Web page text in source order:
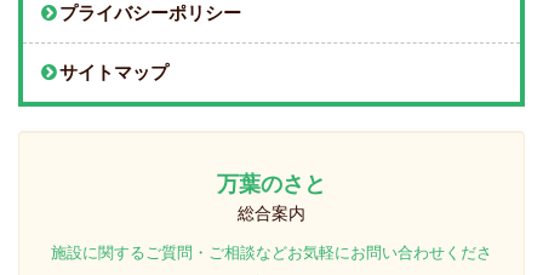
プライバシーポリシー
サイトマップ
万葉のさと
総合案内
施設に関するご質問・ご相談などお気軽にお問い合わせくださ